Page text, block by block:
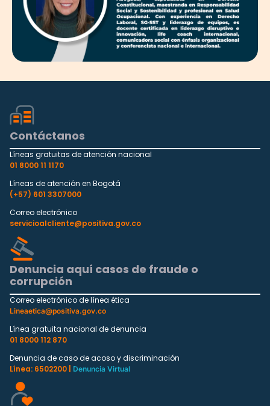
Contáctanos
Líneas gratuitas de atención nacional
01 8000 11 1170
Líneas de atención en Bogotá
(+57) 601 3307000
Correo electrónico
servicioalcliente@positiva.gov.co
Denuncia aquí casos de fraude o
corrupción
Correo electrónico de línea ética
Lineaetica@positiva.gov.co
Línea gratuita nacional de denuncia
01 8000 112 870
Denuncia de caso de acoso y discriminación
Línea: 6502200 |
Denuncia Virtual